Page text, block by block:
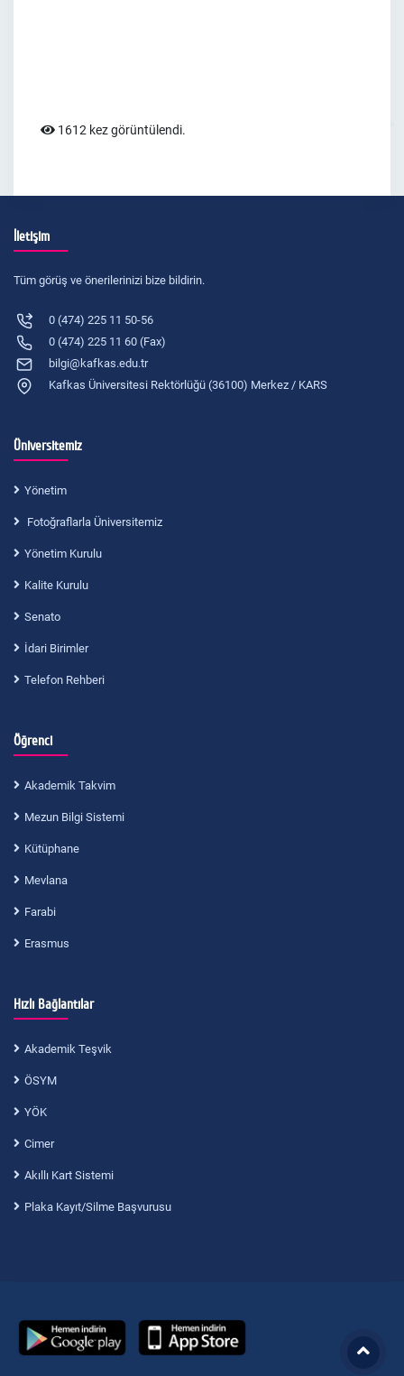
1612 kez görüntülendi.
İletişim
Tüm görüş ve önerilerinizi bize bildirin.
0 (474) 225 11 50-56
0 (474) 225 11 60 (Fax)
bilgi@kafkas.edu.tr
Kafkas Üniversitesi Rektörlüğü (36100) Merkez / KARS
Üniversitemiz
Yönetim
Fotoğraflarla Üniversitemiz
Yönetim Kurulu
Kalite Kurulu
Senato
İdari Birimler
Telefon Rehberi
Öğrenci
Akademik Takvim
Mezun Bilgi Sistemi
Kütüphane
Mevlana
Farabi
Erasmus
Hızlı Bağlantılar
Akademik Teşvik
ÖSYM
YÖK
Cimer
Akıllı Kart Sistemi
Plaka Kayıt/Silme Başvurusu